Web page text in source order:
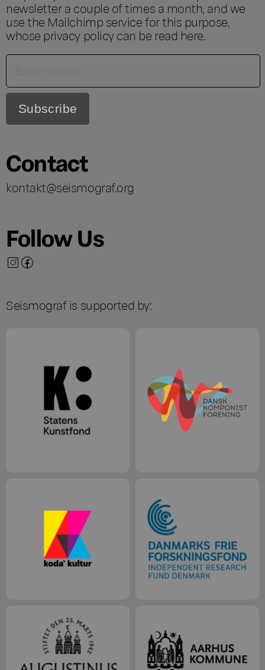
newsletter a couple of times a month, and we
use the Mailchimp service for this purpose,
whose privacy policy can be read here.
Contact
kontakt@seismograf.org
Follow Us
Seismograf is supported by: